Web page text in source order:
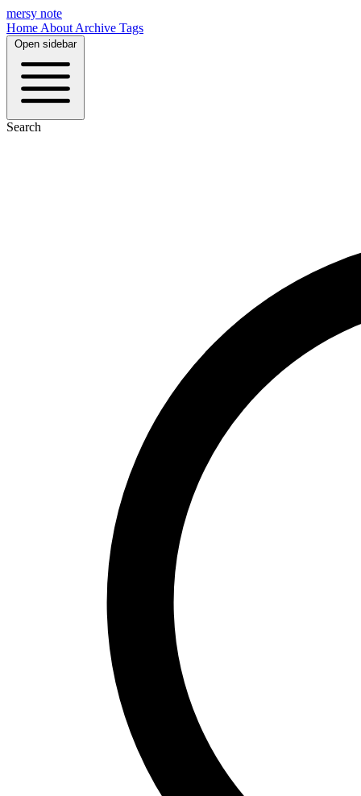
mersy note
Home About Archive Tags
Open sidebar
Search